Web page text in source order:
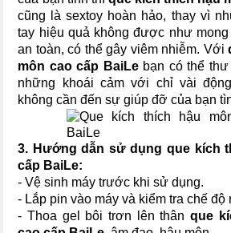
cũng là sextoy hoàn hảo, thay vì
tay hiệu quả không được như
an toàn, có thể gây viêm nhiễm. Với
môn cao cấp BaiLebạn có thể thư
những khoái cảm với chỉ vài
không cần đến sự giúp đỡ của bạn
3. Hướng dẫn sử dụng que kích
cấp BaiLe:
- Vệ sinh máy trước khi sử dụng.
- Lắp pin vào máy và kiểm tra chế độ
- Thoa gel bôi trơn lên thân que